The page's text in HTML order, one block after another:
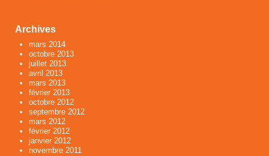
Archives
mars 2014
octobre 2013
juillet 2013
avril 2013
mars 2013
février 2013
octobre 2012
septembre 2012
mars 2012
février 2012
janvier 2012
novembre 2011